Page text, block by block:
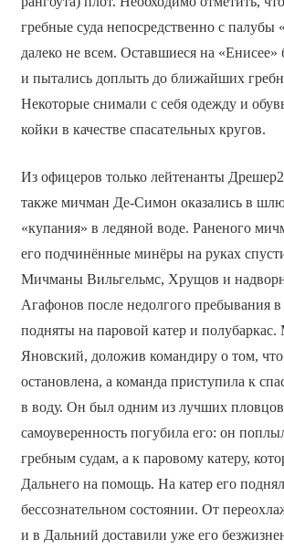
гребные суда непосредственно с палубы
далеко не всем. Оставшиеся на «Енисее»
и пытались доплыть до ближайших
Некоторые снимали с себя одежду и
койки в качестве спасательных кругов.
Из офицеров только лейтенанты
также мичман Де-Симон оказались в
«купания» в ледяной воде. Раненого
его подчинённые минёры на руках
Мичманы Вильгельмс, Хрущов и
Агафонов после недолгого пребывания
подняты на паровой катер и
Яновский, доложив командиру о том,
остановлена, а команда приступила к
в воду. Он был одним из лучших
самоуверенность погубила его: он
гребным судам, а к паровому катеру,
Дальнего на помощь. На катер его
бессознательном состоянии. От
и в Дальний доставили уже его